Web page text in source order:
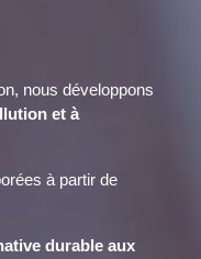
nous développons
et à
à partir de
durable aux